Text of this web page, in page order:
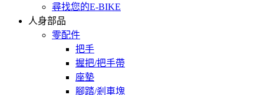
尋找您的E-BIKE
人身部品
零配件
把手
握把/把手帶
座墊
腳踏/剎車塊